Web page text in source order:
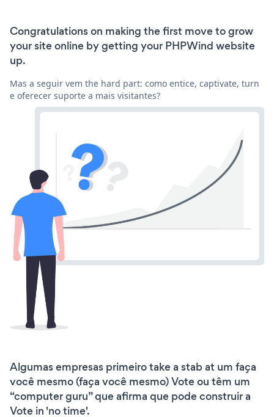
Congratulations on making the first move to grow
your site online by getting your PHPWind website
up.
Mas a seguir vem the hard part: como entice, captivate, turn
e oferecer suporte a mais visitantes?
Algumas empresas primeiro take a stab at um faça
você mesmo (faça você mesmo) Vote ou têm um
“computer guru” que afirma que pode construir a
Vote in 'no time'.